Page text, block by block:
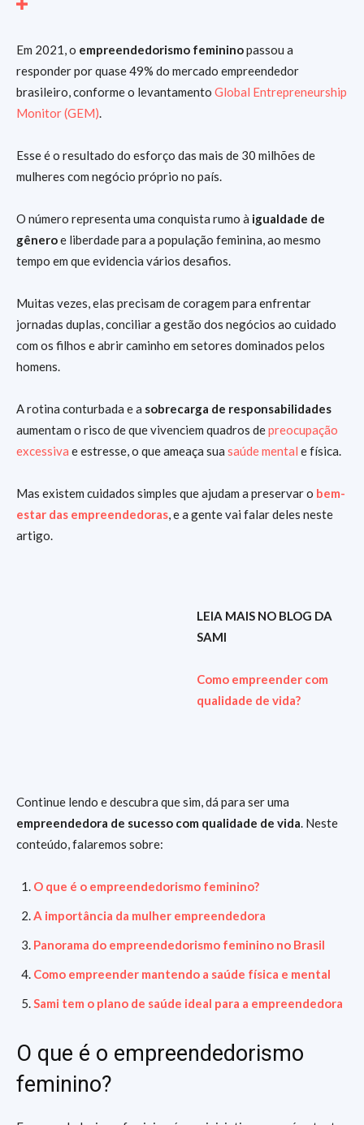
Em 2021, o empreendedorismo femininopassou a
responder por quase 49% do mercado empreendedor
brasileiro, conforme o levantamento Global Entrepreneurship
Monitor (GEM).
Esse é o resultado do esforço das mais de 30 milhões de
mulheres com negócio próprio no país.
O número representa uma conquista rumo à igualdade de
gêneroe liberdade para a população feminina, ao mesmo
tempo em que evidencia vários desafios.
Muitas vezes, elas precisam de coragem para enfrentar
jornadas duplas, conciliar a gestão dos negócios ao cuidado
com os filhos e abrir caminho em setores dominados pelos
homens.
A rotina conturbada e a sobrecarga de responsabilidades
aumentam o risco de que vivenciem quadros depreocupação
excessiva e estresse, o que ameaça sua saúde mental e física.
Mas existem cuidados simples que ajudam a preservar o bem-
estar das empreendedoras, e a gente vai falar deles neste
artigo.
LEIA MAIS NO BLOG DA
SAMI
Como empreender com
qualidade de vida?
Continue lendo e descubra que sim, dá para ser uma
empreendedora de sucesso com qualidade de vida. Neste
conteúdo, falaremos sobre:
O que é o empreendedorismo feminino?
A importância da mulher empreendedora
Panorama do empreendedorismo feminino no Brasil
Como empreender mantendo a saúde física e mental
Sami tem o plano de saúde ideal para a empreendedora
O que é o empreendedorismo
feminino?